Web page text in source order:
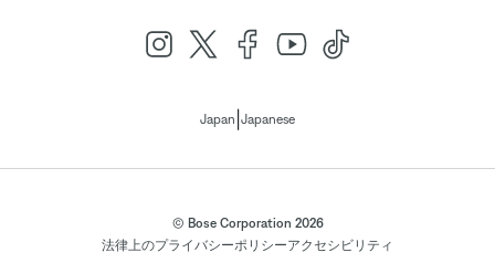
Japan Japanese
© Bose Corporation 2026
法律上のプライバシーポリシーアクセシビリティ